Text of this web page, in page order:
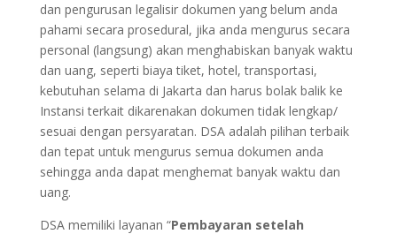
dan pengurusan legalisir dokumen yang belum anda
pahami secara prosedural, jika anda mengurus secara
personal (langsung) akan menghabiskan banyak waktu
dan uang, seperti biaya tiket, hotel, transportasi,
kebutuhan selama di Jakarta dan harus bolak balik ke
Instansi terkait dikarenakan dokumen tidak lengkap/
sesuai dengan persyaratan. DSA adalah pilihan terbaik
dan tepat untuk mengurus semua dokumen anda
sehingga anda dapat menghemat banyak waktu dan
uang.
DSA memiliki layanan “Pembayaran setelah